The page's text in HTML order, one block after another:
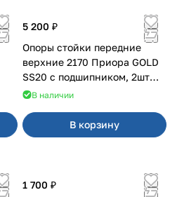
5 200 ₽
Опоры стойки передние
верхние 2170 Приора GOLD
SS20 с подшипником, 2шт
10116
В наличии
В корзину
1 700 ₽